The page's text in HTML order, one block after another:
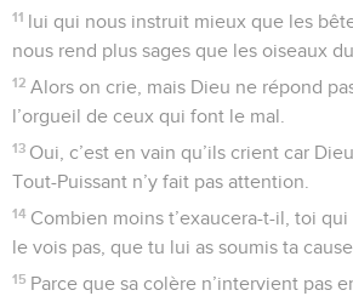
11 lui qui nous instruit mieux que les
nous rend plus sages que les oiseaux
12 Alors on crie, mais Dieu ne répond
l’orgueil de ceux qui font le mal.
13 Oui, c’est en vain qu’ils crient car
Tout-Puissant n’y fait pas attention.
14 Combien moins t’exaucera-t-il, toi
le vois pas, que tu lui as soumis ta
15 Parce que sa colère n’intervient pas